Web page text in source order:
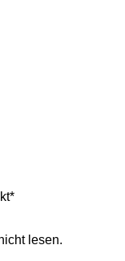
lesen.